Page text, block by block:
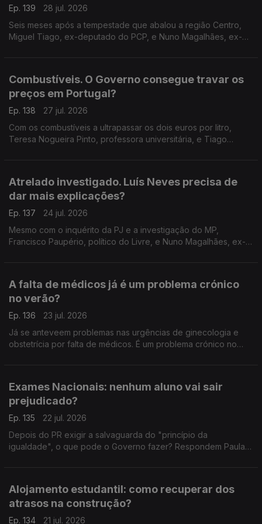
Ep. 139
28 jul. 2026
Seis meses após a tempestade que abalou a região Centro,
Miguel Tiago, ex-deputado do PCP, e Nuno Magalhães, ex-
Combustíveis. O Governo consegue travar os
preços em Portugal?
Ep. 138
27 jul. 2026
Com os combustíveis a ultrapassar os dois euros por litro,
Teresa Nogueira Pinto, professora universitária, e Tiago
Atrelado investigado. Luís Neves precisa de
dar mais explicações?
Ep. 137
24 jul. 2026
Mesmo com o inquérito da PJ e a investigação do MP,
Francisco Paupério, político do Livre, e Nuno Magalhães, ex-
A falta de médicos já é um problema crónico
no verão?
Ep. 136
23 jul. 2026
Já se anteveem problemas nas urgências de ginecologia e
obstetrícia por falta de médicos. É um problema crónico no
Exames Nacionais: nenhum aluno vai sair
prejudicado?
Ep. 135
22 jul. 2026
Depois do PR exigir a salvaguarda do "princípio da
igualdade", o que pode o Governo fazer? Respondem Paula
Alojamento estudantil: como recuperar dos
atrasos na construção?
Ep. 134 21 jul. 2026